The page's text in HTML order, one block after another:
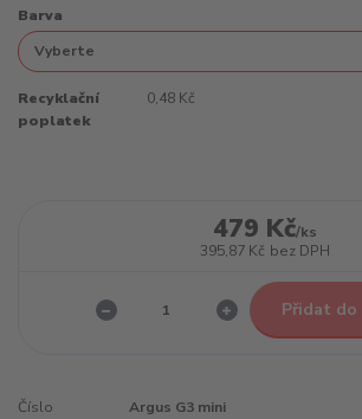
Barva
Recyklační
poplatek
0,48 Kč
479 Kč/ks
395,87 Kč bez DPH
Přidat do
Číslo
Argus G3 mini